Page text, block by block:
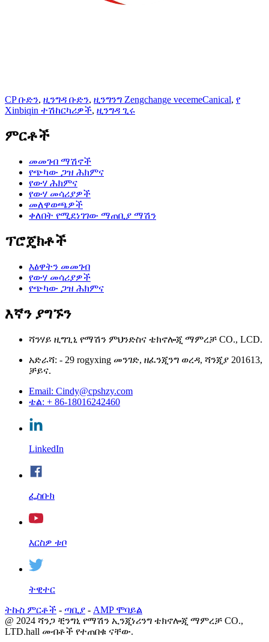
CP ቡድን, ዚንግዳ ቡድን, ዚንግንግ Zengchange vecemeCanical, የ
Xinbiqin ተሽከርካሪዎች, ዚንግዳ ጊሩ
ምርቶች
መመገብ ማሽኖች
የጭካው ጋዝ ሕክምና
የውሃ ሕክምና
የውሃ መሳሪያዎች
መለዋወጫዎች
ቀለበት የሚደነገገው ማጠቢያ ማሽን
ፕሮጄክቶች
እፅዋትን መመገብ
የውሃ መሳሪያዎች
የጭካው ጋዝ ሕክምና
እኛን ያግኙን
ሻንሃይ ዚግጊኒ የማሽን ምህንድስና ቴክኖሎጂ ማምረቻ CO., LCD.
አድራሻ: - 29 rogyxing መንገድ, ዘፈንጂንግ ወረዳ, ሻንጂያ 201613,
ቻይና.
Email: Cindy@cpshzy.com
ቴል: + 86-18016242460
LinkedIn
ፌስቡክ
እርስዎ ቱቦ
ትዊተር
ትኩስ ምርቶች - ጣቢያ - AMP ሞባይል
@ 2024 ሻንጋ ቺንግኒ የማሽን ኢንጂነሪንግ ቴክኖሎጂ ማምረቻ CO.,
LTD.hall መብቶች የተጠበቁ ናቸው.